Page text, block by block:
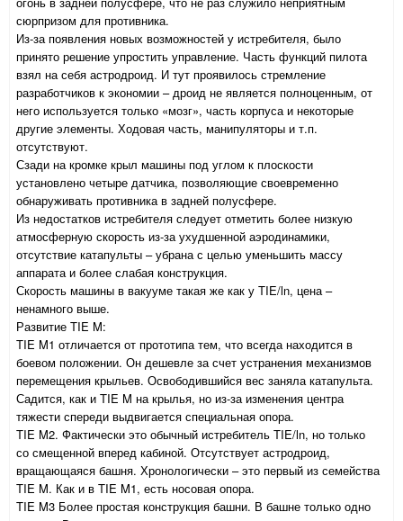
сюрпризом для противника.
Из-за появления новых возможностей у истребителя, было
принято решение упростить управление. Часть функций пилота
взял на себя астродроид. И тут проявилось стремление
разработчиков к экономии – дроид не является полноценным, от
него используется только «мозг», часть корпуса и некоторые
другие элементы. Ходовая часть, манипуляторы и т.п.
отсутствуют.
Сзади на кромке крыл машины под углом к плоскости
установлено четыре датчика, позволяющие своевременно
обнаруживать противника в задней полусфере.
Из недостатков истребителя следует отметить более низкую
атмосферную скорость из-за ухудшенной аэродинамики,
отсутствие катапульты – убрана с целью уменьшить массу
аппарата и более слабая конструкция.
Скорость машины в вакууме такая же как у TIE/ln, цена –
ненамного выше.
Развитие TIE M:
TIE M1 отличается от прототипа тем, что всегда находится в
боевом положении. Он дешевле за счет устранения механизмов
перемещения крыльев. Освободившийся вес заняла катапульта.
Садится, как и TIE M на крылья, но из-за изменения центра
тяжести спереди выдвигается специальная опора.
TIE M2. Фактически это обычный истребитель TIE/ln, но только
со смещенной вперед кабиной. Отсутствует астродроид,
вращающаяся башня. Хронологически – это первый из семейства
TIE M. Как и в TIE M1, есть носовая опора.
TIE M3 Более простая конструкция башни. В башне только одно